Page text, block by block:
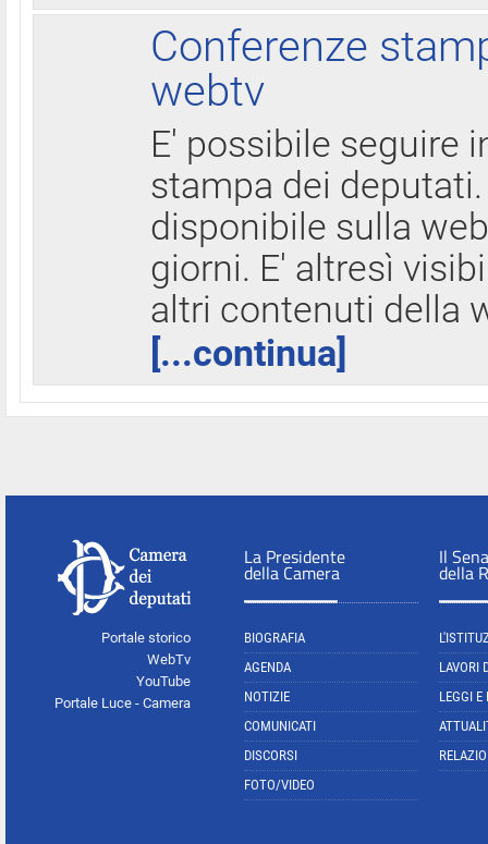
Conferenze
webtv
E' possibile seguire
stampa dei
disponibile sulla
giorni. E' altresì
altri contenuti della
[...continua]
Portale storico
WebTv
YouTube
Portale Luce - Camera
La Presidente
della Camera
BIOGRAFIA
AGENDA
NOTIZIE
COMUNICATI
DISCORSI
FOTO/VIDEO
Il
della
LAVORI
LEGGI E